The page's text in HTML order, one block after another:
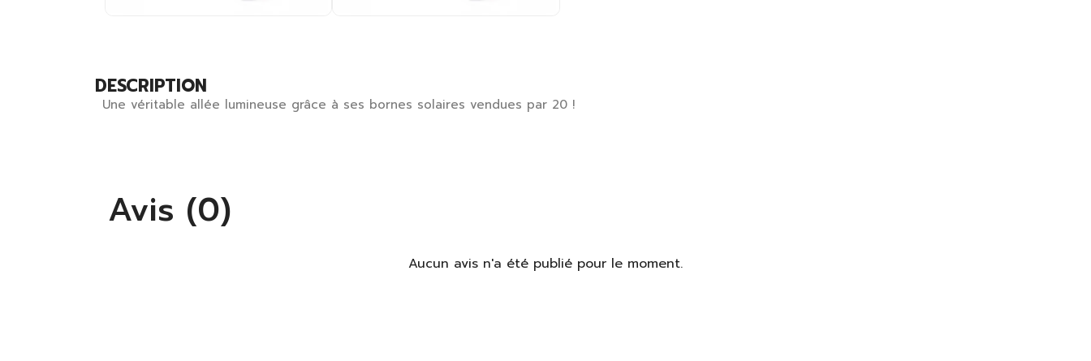
DESCRIPTION
Une véritable allée lumineuse grâce à ses bornes solaires vendues par 20 !
Avis (0)
Aucun avis n'a été publié pour le moment.S'identifier